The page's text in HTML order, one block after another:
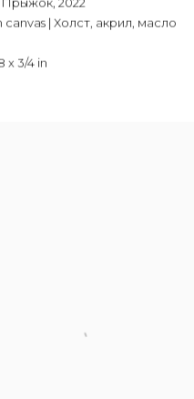
Прыжок, 2022
canvas | Холст, акрил, масло
x 3/4 in